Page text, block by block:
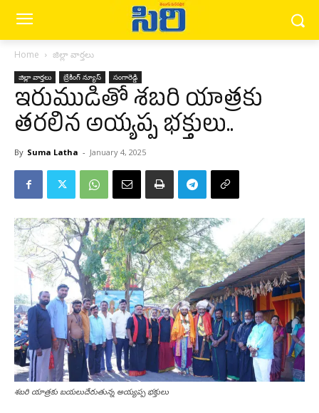
Home జిల్లా వార్త‌లు
జిల్లా వార్త‌లు బ్రేకింగ్ న్యూస్‌ సంగారెడ్డి
ఇరుముడితో శబరి యాత్రకు
తరలిన అయ్యప్ప భక్తులు..
By Suma Latha - January 4, 2025
శబరి యాత్రకు బయలుదేరుతున్న అయ్యప్ప భక్తులు